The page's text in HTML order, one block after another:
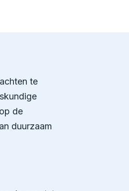
te
de
duurzaam